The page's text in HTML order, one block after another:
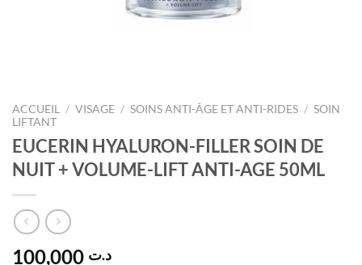
ACCUEIL / VISAGE / SOINS ANTI-ÂGE ET ANTI-RIDES / SOIN
LIFTANT
EUCERIN HYALURON-FILLER SOIN DE
NUIT + VOLUME-LIFT ANTI-AGE 50ML
د.ت